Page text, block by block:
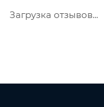
Загрузка отзывов...